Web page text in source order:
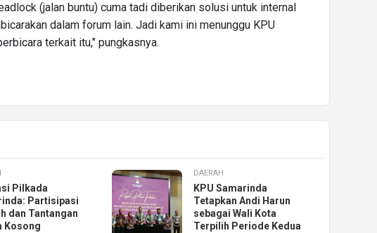
(jalan buntu) cuma tadi diberikan solusi untuk internal
dalam forum lain. Jadi kami ini menunggu KPU
terkait itu," pungkasnya.
Pilkada
Partisipasi
dan Tantangan
Kosong
DAERAH
KPU Samarinda
Tetapkan Andi Harun
sebagai Wali Kota
Terpilih Periode Kedua